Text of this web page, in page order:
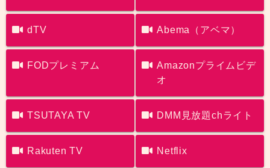
dTV Abema（アベマ）
FODプレミアム
Amazonプライムビデ
オ
TSUTAYA TV DMM見放題chライト
Rakuten TV Netflix